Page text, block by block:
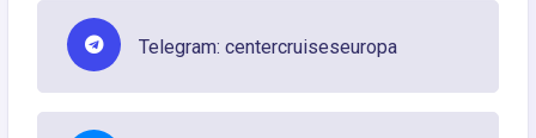
Telegram: centercruiseseuropa